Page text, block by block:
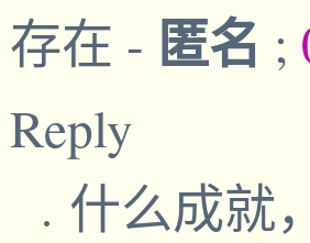
存在 - 匿名 ;
Reply
什么成就